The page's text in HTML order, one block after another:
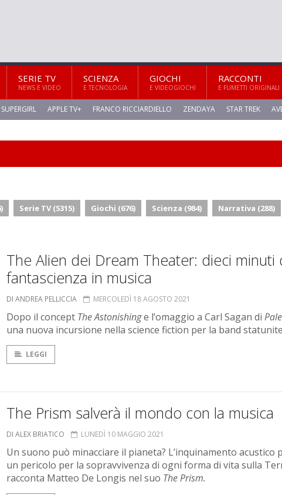
SERIE TV
NEWS E VIDEO
SCIENZA
E TECNOLOGIA
GIOCHI
E VIDEOGIOCHI
RACCONTI
E FUMETTI ORIGINALI
SUPERGIRL APPLE TV+ FRANCO RICCIARDIELLO ZENDAYA STAR TREK
Serie TV (5315) Giochi (676) Scienza (984)
Narrativa (288)
The Alien dei Dream Theater: dieci minuti
fantascienza in musica
DI ANDREA PELLICCIA MERCOLEDÌ 18 AGOSTO 2021
Dopo il concept The Astonishinge l’omaggio a Carl Sagan di
una nuova incursione nella science fiction per la band
LEGGI
The Prism salverà il mondo con la musica
DI ALEX BRIATICO LUNEDÌ 10 MAGGIO 2021
Un suono può minacciare il pianeta? L’inquinamento acustico
un pericolo per la sopravvivenza di ogni forma di vita sulla
racconta Matteo De Longis nel suo The Prism.